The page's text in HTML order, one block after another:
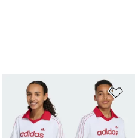
a la lista de deseos